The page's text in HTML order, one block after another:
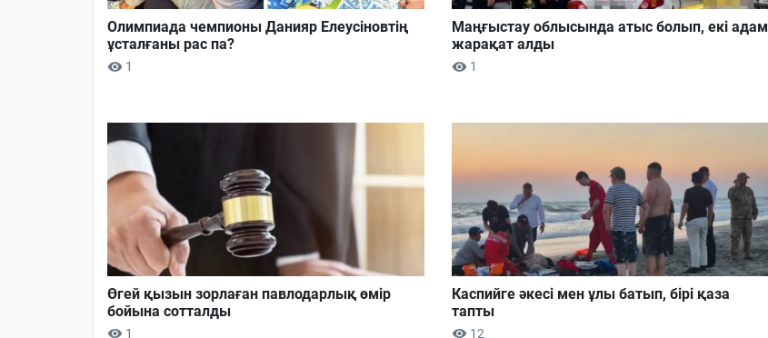
Олимпиада чемпионы Данияр Елеусіновтің
ұсталғаны рас па?
1
Маңғыстау облысында атыс болып, екі адам
жарақат алды
1
Өгей қызын зорлаған павлодарлық өмір
бойына сотталды
1
Каспийге әкесі мен ұлы батып, бірі қаза
тапты
12